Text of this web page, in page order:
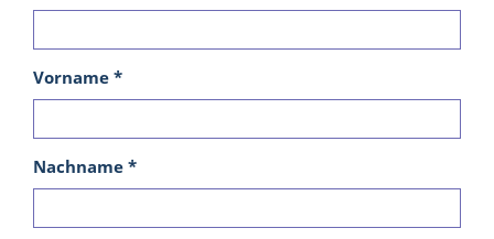
Vorname *
Nachname *